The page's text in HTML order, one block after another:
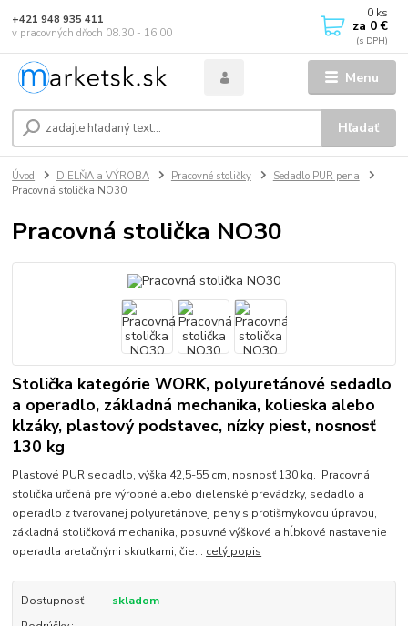
Menu
Hľadať
+421 948 935 411
v pracovných dňoch 08.30 - 16.00
0 ks
za 0 €
Úvod DIELŇA a VÝROBA Pracovné stoličky
Sedadlo PUR pena
Pracovná stolička NO30
Pracovná stolička NO30
Stolička kategórie WORK, polyuretánové sedadlo
a operadlo, základná mechanika, kolieska alebo
klzáky, plastový podstavec, nízky piest, nosnosť
130 kg
Plastové PUR sedadlo, výška 42,5-55 cm, nosnosť 130 kg. Pracovná
stolička určená pre výrobné alebo dielenské prevádzky, sedadlo a
operadlo z tvarovanej polyuretánovej peny s protišmykovou úpravou,
základná stoličková mechanika, posuvné výškové a hĺbkové nastavenie
operadla aretačnými skrutkami, čie... celý popis
Dostupnosť
skladom